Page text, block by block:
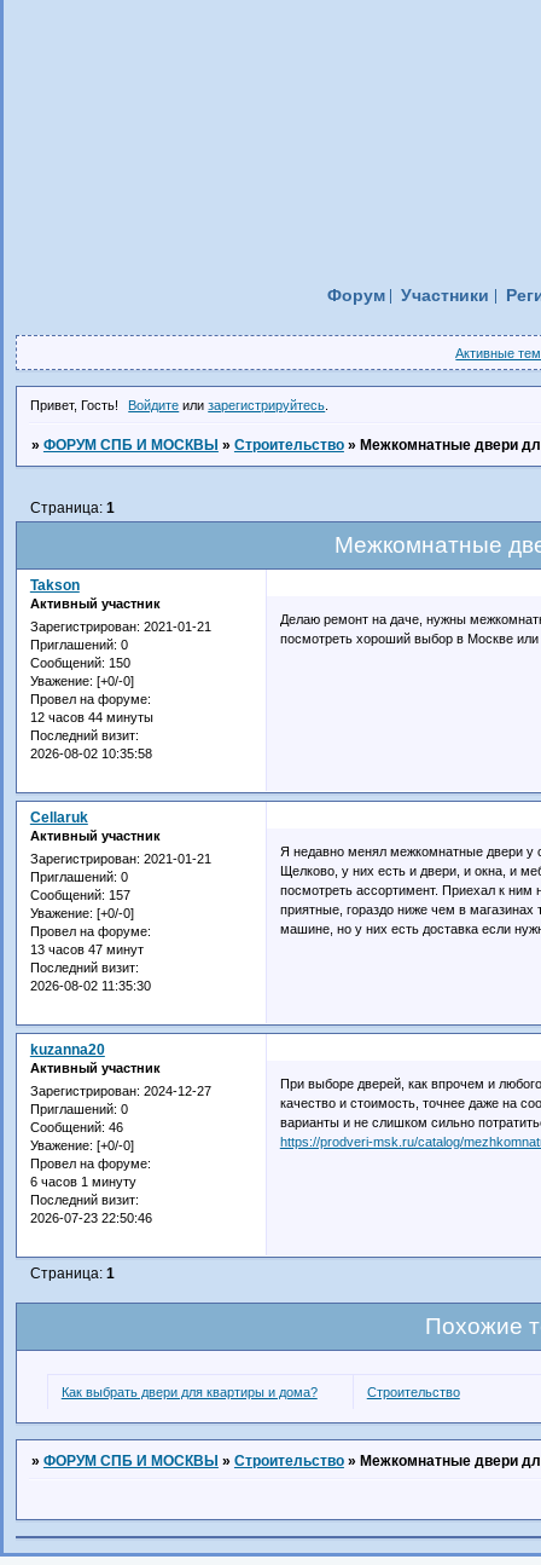
Форум Участники
Активные
Привет, Гость! Войдите илизарегистрируйтесь
» ФОРУМ СПБ И МОСКВЫ » Строительство » Межкомнатные двери
Межкомнатные
Страница: 1
Takson
Активный участник
Зарегистрирован: 2021-01-21
Приглашений: 0
Сообщений: 150
Уважение: [+0/-0]
Провел на форуме:
12 часов 44 минуты
Последний визит:
2026-08-02 10:35:58
Делаю ремонт на даче, нужны
посмотреть хороший выбор в Москве или
Cellaruk
Активный участник
Зарегистрирован: 2021-01-21
Приглашений: 0
Сообщений: 157
Уважение: [+0/-0]
Провел на форуме:
13 часов 47 минут
Последний визит:
2026-08-02 11:35:30
Я недавно менял межкомнатные двери у
Щелково, у них есть и двери, и окна, и
посмотреть ассортимент. Приехал к ним
приятные, гораздо ниже чем в
машине, но у них есть доставка если
kuzanna20
Активный участник
Зарегистрирован: 2024-12-27
Приглашений: 0
Сообщений: 46
Уважение: [+0/-0]
Провел на форуме:
6 часов 1 минуту
Последний визит:
2026-07-23 22:50:46
При выборе дверей, как впрочем и
качество и стоимость, точнее даже на
варианты и не слишком сильно
https://prodveri-msk.ru/catalog/
Страница: 1
Похожие
Как выбрать двери для квартиры и дома? Строительство
» ФОРУМ СПБ И МОСКВЫ » Строительство » Межкомнатные двери